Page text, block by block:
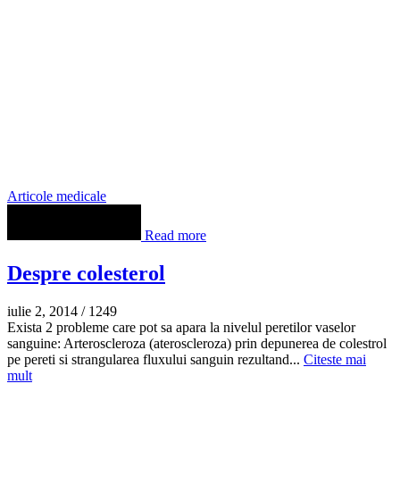
Articole medicale
Read more
Despre colesterol
iulie 2, 2014 / 1249
Exista 2 probleme care pot sa apara la nivelul peretilor vaselor
sanguine: Arteroscleroza (ateroscleroza) prin depunerea de colestrol
pe pereti si strangularea fluxului sanguin rezultand... Citeste mai
mult